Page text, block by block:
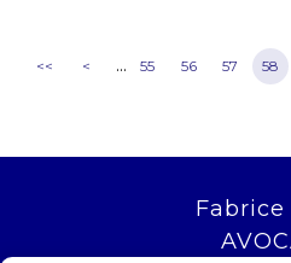
<< < ... 55 56 57 58
Fabrice